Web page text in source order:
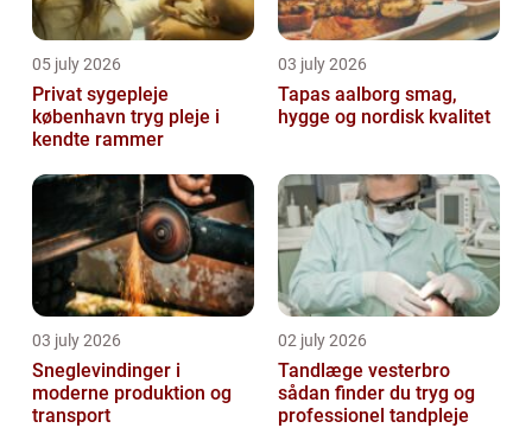
05 july 2026
Privat sygepleje
københavn tryg pleje i
kendte rammer
03 july 2026
Tapas aalborg smag,
hygge og nordisk kvalitet
03 july 2026
Sneglevindinger i
moderne produktion og
transport
02 july 2026
Tandlæge vesterbro
sådan finder du tryg og
professionel tandpleje